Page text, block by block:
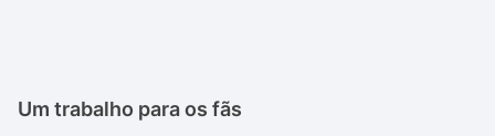
Um trabalho para os fãs